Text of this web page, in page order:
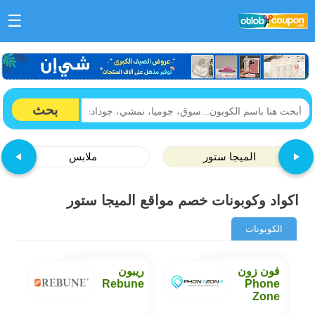
☰
بحث
الميجا ستور ملابس
اكواد وكوبونات خصم مواقع الميجا ستور
الكوبونات
فون زون
Phone
Zone
ريبون
Rebune